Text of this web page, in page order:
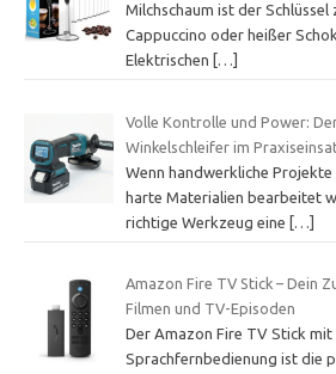
Milchschaum ist der
Cappuccino oder heißer
Elektrischen
[…]
Volle Kontrolle und Power:
Winkelschleifer im
Wenn handwerkliche Projekte
harte Materialien bearbeitet
richtige Werkzeug eine […]
Amazon Fire TV Stick – Dein
Filmen und TV-Episoden
Der Amazon Fire TV Stick mit
Sprachfernbedienung ist die